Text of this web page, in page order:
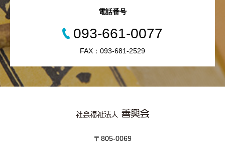
電話番号
093-661-0077
FAX：093-681-2529
〒805-0069